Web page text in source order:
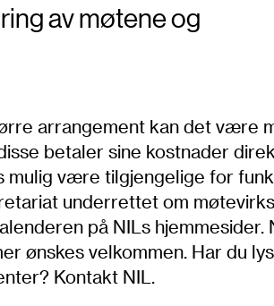
av møtene og
arrangement kan det være
betaler sine kostnader
mulig være tilgjengelige for
underrettet om
på NILs hjemmesider.
ønskes velkommen. Har du
Kontakt NIL.